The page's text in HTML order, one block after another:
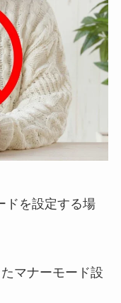
ドを設定する場
マナーモード設